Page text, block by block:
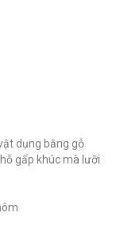
dụng bằng gỗ
gấp khúc mà lưỡi